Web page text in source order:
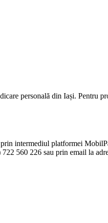
personală din Iași. Pentru
intermediul platformei
560 226 sau prin email la